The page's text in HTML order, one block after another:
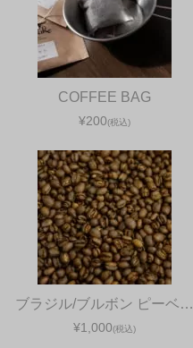
COFFEE BAG
¥200(税込)
ブラジル/ブルボン ピーベ…
¥1,000(税込)